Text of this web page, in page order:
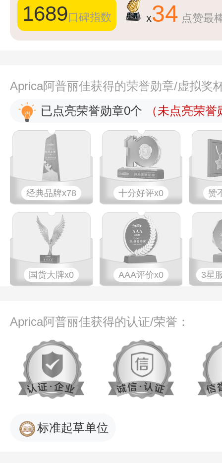
1689口碑指数 x34 点赞最
Aprica阿普丽佳获得的荣誉勋章/虚拟奖
已点亮荣誉勋章0个
（未点亮荣
经典品牌x78 十分好评x0 赞
国货大牌x0 AAA评价x0 3星
Aprica阿普丽佳获得的认证/荣誉：
标准起草单位